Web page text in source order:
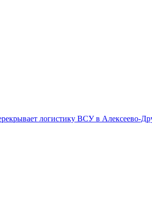
логистику ВСУ в Алексеево-